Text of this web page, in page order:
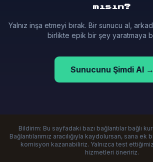
mısın?
Yalnız inşa etmeyi bırak. Bir sunucu al,
birlikte epik bir şey yaratmaya
Sunucunu Şimdi Al →
Bildirim: Bu sayfadaki bazı bağlantılar bağlı
Bağlantılarımız aracılığıyla kaydolursan, sana
komisyon kazanabiliriz. Yalnızca test
hizmetleri öneririz.